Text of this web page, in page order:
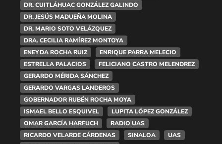
DR. CUITLÁHUAC GONZÁLEZ GALINDO
DR. JESÚS MADUEÑA MOLINA
DR. MARIO SOTO VELÁZQUEZ
DRA. CECILIA RAMÍREZ MONTOYA
ENEYDA ROCHA RUIZ
ENRIQUE PARRA MELECIO
ESTRELLA PALACIOS
FELICIANO CASTRO MELENDREZ
GERARDO MÉRIDA SÁNCHEZ
GERARDO VARGAS LANDEROS
GOBERNADOR RUBÉN ROCHA MOYA
ISMAEL BELLO ESQUIVEL
LUPITA LÓPEZ GONZÁLEZ
OMAR GARCÍA HARFUCH
RADIO UAS
RICARDO VELARDE CÁRDENAS
SINALOA
UAS